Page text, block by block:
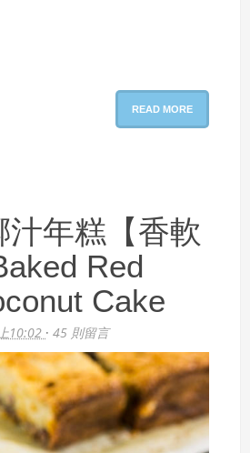
READ MORE
汁年糕【香軟
Red
Cake
10:02 ·45 則留言